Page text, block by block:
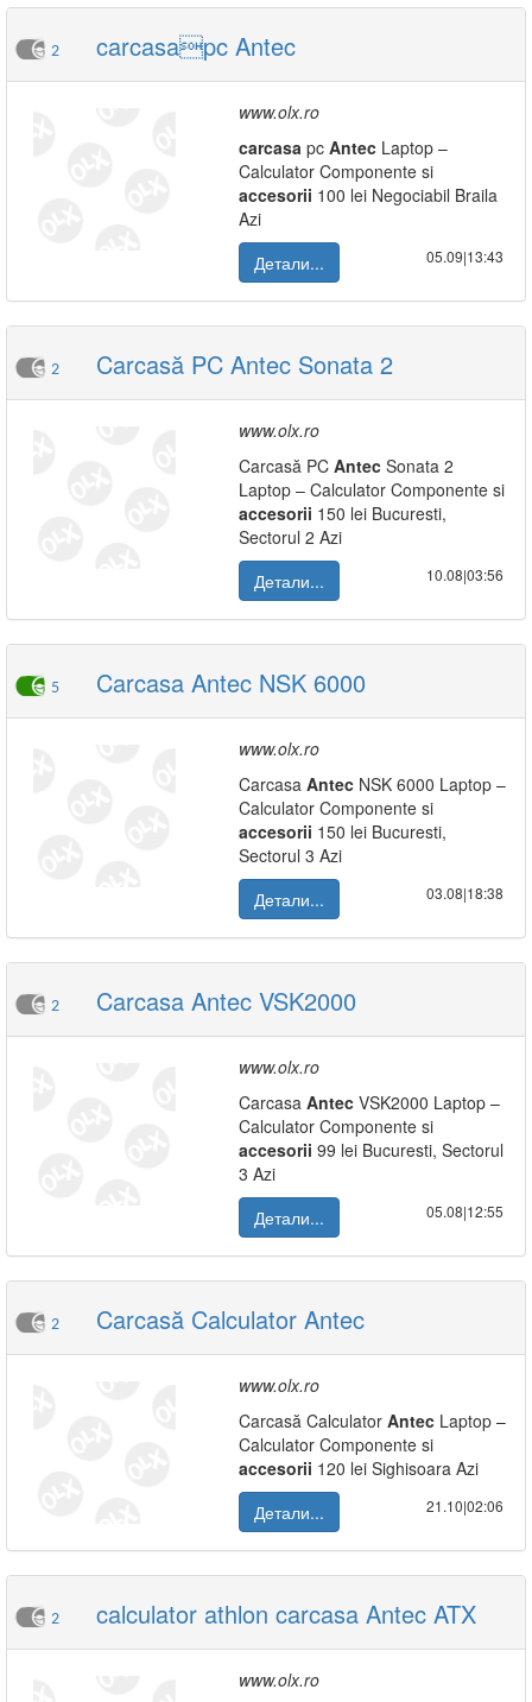
2 carcasapc Antec
www.olx.ro
carcasa pc Antec Laptop –
Calculator Componente si
accesorii 100 lei Negociabil Braila
Azi
Детали...
05.09|13:43
2 Carcasă PC Antec Sonata 2
www.olx.ro
Carcasă PC Antec Sonata 2
Laptop – Calculator Componente si
accesorii 150 lei Bucuresti,
Sectorul 2 Azi
Детали...
10.08|03:56
5 Carcasa Antec NSK 6000
www.olx.ro
Carcasa Antec NSK 6000 Laptop –
Calculator Componente si
accesorii 150 lei Bucuresti,
Sectorul 3 Azi
Детали...
03.08|18:38
2 Carcasa Antec VSK2000
www.olx.ro
Carcasa Antec VSK2000 Laptop –
Calculator Componente si
accesorii 99 lei Bucuresti, Sectorul
3 Azi
Детали...
05.08|12:55
2 Carcasă Calculator Antec
www.olx.ro
Carcasă Calculator Antec Laptop –
Calculator Componente si
accesorii 120 lei Sighisoara Azi
Детали...
21.10|02:06
2 calculator athlon carcasa Antec ATX
www.olx.ro